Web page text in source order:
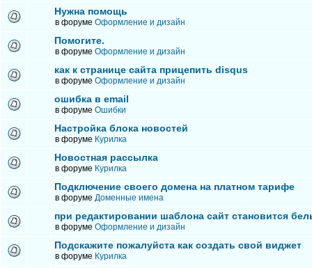
Нужна помощь
в форуме Оформление и дизайн
Помогите.
в форуме Оформление и дизайн
как к странице сайта прицепить disqus
в форуме Оформление и дизайн
ошибка в email
в форуме Ошибки
Настройка блока новостей
в форуме Курилка
Новостная рассылка
в форуме Курилка
Подключение своего домена на платном тарифе
в форуме Доменные имена
при редактировании шаблона сайт становится
в форуме Оформление и дизайн
Подскажите пожалуйста как создать свой виджет
в форуме Курилка